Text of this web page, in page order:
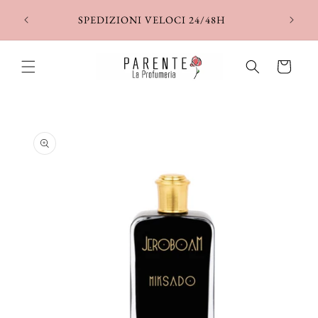
direttamente
SPEDIZIONI VELOCI 24/48H
Carrello
informazioni
sul prodotto